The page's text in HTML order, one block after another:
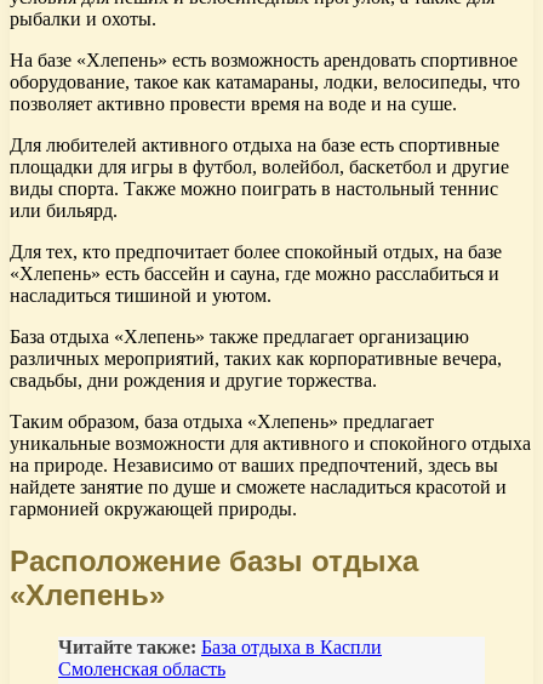
рыбалки и охоты.
На базе «Хлепень» есть возможность арендовать спортивное
оборудование, такое как катамараны, лодки, велосипеды, что
позволяет активно провести время на воде и на суше.
Для любителей активного отдыха на базе есть спортивные
площадки для игры в футбол, волейбол, баскетбол и другие
виды спорта. Также можно поиграть в настольный теннис
или бильярд.
Для тех, кто предпочитает более спокойный отдых, на базе
«Хлепень» есть бассейн и сауна, где можно расслабиться и
насладиться тишиной и уютом.
База отдыха «Хлепень» также предлагает организацию
различных мероприятий, таких как корпоративные вечера,
свадьбы, дни рождения и другие торжества.
Таким образом, база отдыха «Хлепень» предлагает
уникальные возможности для активного и спокойного отдыха
на природе. Независимо от ваших предпочтений, здесь вы
найдете занятие по душе и сможете насладиться красотой и
гармонией окружающей природы.
Расположение базы отдыха
«Хлепень»
Читайте также: База отдыха в Каспли
Смоленская область